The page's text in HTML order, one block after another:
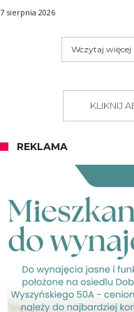
7 sierpnia 2026
Wczytaj
KLIKNIJ
REKLAMA